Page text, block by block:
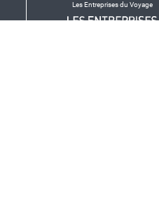
Les Entreprises du Voyage